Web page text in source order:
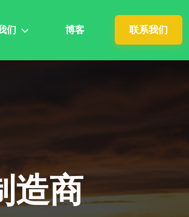
们 博客 联系我们
造商